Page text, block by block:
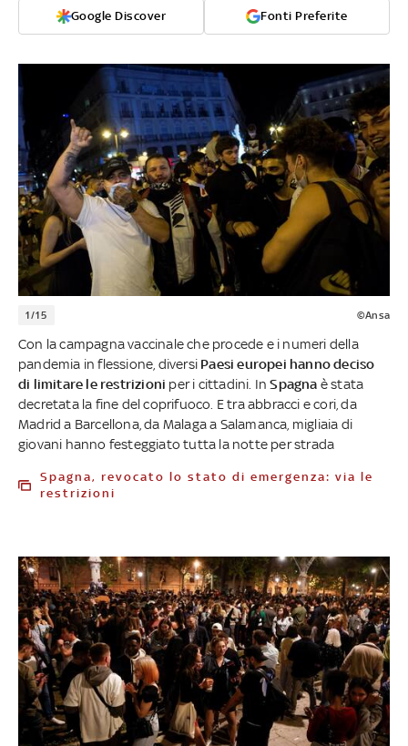
Google Discover Fonti Preferite
1/15 ©Ansa
Con la campagna vaccinale che procede e i numeri della
pandemia in flessione, diversi Paesi europei hanno deciso
di limitare le restrizioni per i cittadini. InSpagna è stata
decretata la fine del coprifuoco. E tra abbracci e cori, da
Madrid a Barcellona, da Malaga a Salamanca, migliaia di
giovani hanno festeggiato tutta la notte per strada
Spagna, revocato lo stato di emergenza: via le
restrizioni